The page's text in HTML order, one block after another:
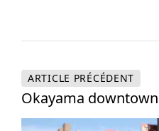
ARTICLE PRÉCÉDENT
Okayama downtown